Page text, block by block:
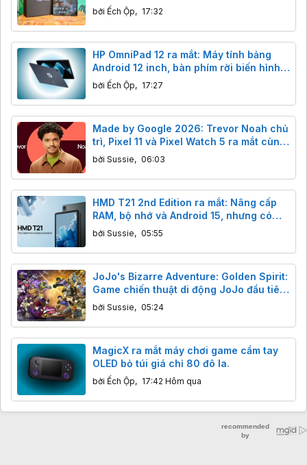
mệt?
bởi Ếch Ộp, 17:32
HP OmniPad 12 ra mắt: Máy tính bảng
Android 12 inch, bàn phím rời biến hình
laptop, giá từ 12 triệu.
bởi Ếch Ộp, 17:27
Made by Google 2026: Trevor Noah chủ
trì, Pixel 11 và Pixel Watch 5 ra mắt cùng
dàn sao đình đám.
bởi Sussie, 06:03
HMD T21 2nd Edition ra mắt: Nâng cấp
RAM, bộ nhớ và Android 15, nhưng có
đáng tiền?
bởi Sussie, 05:55
JoJo's Bizarre Adventure: Golden Spirit:
Game chiến thuật di động JoJo đầu tiên
ra mắt toàn cầu 13/8
bởi Sussie, 05:24
MagicX ra mắt máy chơi game cầm tay
OLED bỏ túi giá chỉ 80 đô la.
bởi Ếch Ộp, 17:42 Hôm qua